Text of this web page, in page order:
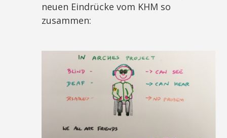
neuen Eindrücke vom KHM so
zusammen: